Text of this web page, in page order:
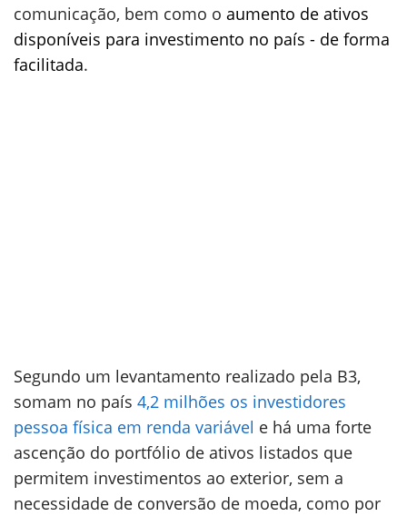
comunicação, bem como o aumento de ativos
disponíveis para investimento no país - de forma
facilitada.
Segundo um levantamento realizado pela B3,
somam no país 4,2 milhões os investidores
pessoa física em renda variável e há uma forte
ascenção do portfólio de ativos listados que
permitem investimentos ao exterior, sem a
necessidade de conversão de moeda, como por